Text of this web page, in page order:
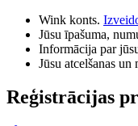
Wink konts.
Jūsu īpašuma,
Informācija par
Jūsu atcelšanas
Reģistrācijas